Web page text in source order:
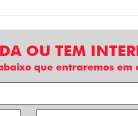
OU TEM
que entraremos em